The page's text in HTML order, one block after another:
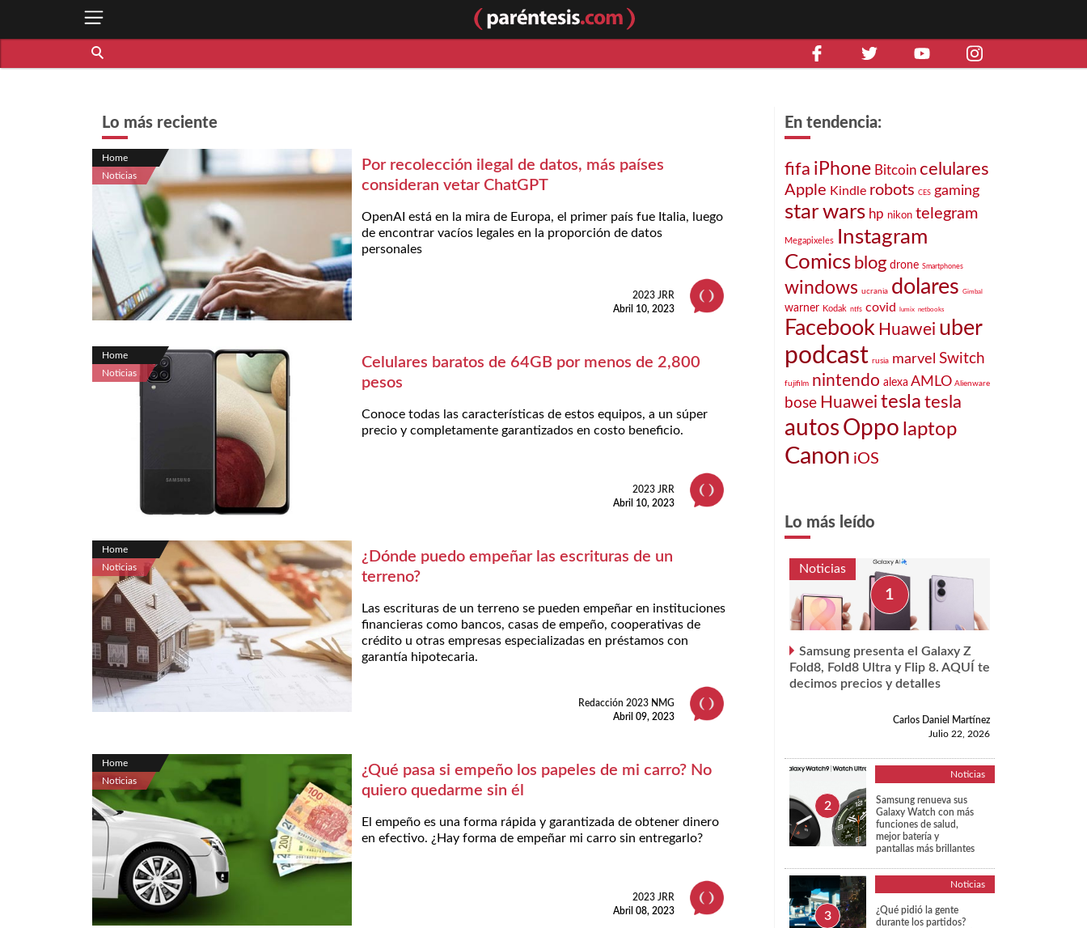
Lo más reciente
Home
Noticias
Por recolección ilegal de datos, más países
consideran vetar ChatGPT
OpenAI está en la mira de Europa, el primer país fue Italia, luego
de encontrar vacíos legales en la proporción de datos
personales
2023 JRR
Abril 10, 2023
Home
Noticias
Celulares baratos de 64GB por menos de 2,800
pesos
Conoce todas las características de estos equipos, a un súper
precio y completamente garantizados en costo beneficio.
2023 JRR
Abril 10, 2023
Home
Noticias
¿Dónde puedo empeñar las escrituras de un
terreno?
Las escrituras de un terreno se pueden empeñar en instituciones
financieras como bancos, casas de empeño, cooperativas de
crédito u otras empresas especializadas en préstamos con
garantía hipotecaria.
Redacción 2023 NMG
Abril 09, 2023
Home
Noticias
¿Qué pasa si empeño los papeles de mi carro? No
quiero quedarme sin él
El empeño es una forma rápida y garantizada de obtener dinero
en efectivo. ¿Hay forma de empeñar mi carro sin entregarlo?
2023 JRR
Abril 08, 2023
En tendencia:
fifa iPhone Bitcoin celulares
Apple Kindle robots CES gaming
star wars hp nikon telegram
Megapixeles
Instagram
Comics blog drone Smartphones
windows ucrania dolares Gimbal
warner Kodak ntfs covid lumix netbooks
Facebook Huawei uber
podcast rusia marvel Switch
fujifilm nintendo alexa AMLO Alienware
bose Huawei tesla tesla
autos Oppo laptop
Canon iOS
Lo más leído
Noticias
Samsung presenta el Galaxy Z
Fold8, Fold8 Ultra y Flip 8. AQUÍ te
decimos precios y detalles
Carlos Daniel Martínez
Julio 22, 2026
Noticias
Samsung renueva sus
Galaxy Watch con más
funciones de salud,
mejor batería y
pantallas más brillantes
Noticias
¿Qué pidió la gente
durante los partidos?